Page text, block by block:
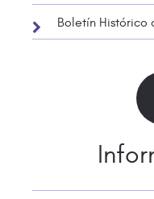
Boletín Histórico